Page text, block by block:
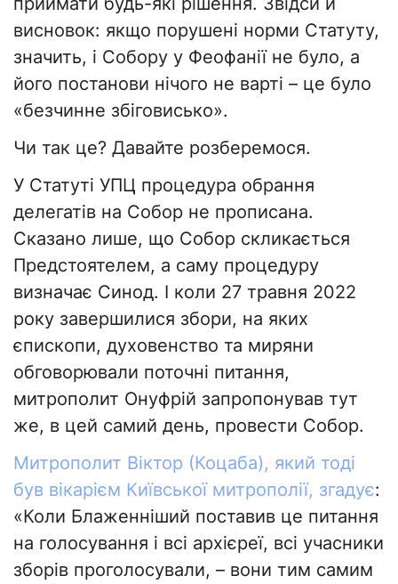
висновок: якщо порушені норми Статуту,
значить, і Собору у Феофанії не було, а
його постанови нічого не варті – це було
«безчинне збіговисько».
Чи так це? Давайте розберемося.
У Статуті УПЦ процедура обрання
делегатів на Собор не прописана.
Сказано лише, що Собор скликається
Предстоятелем, а саму процедуру
визначає Синод. І коли 27 травня 2022
року завершилися збори, на яких
єпископи, духовенство та миряни
обговорювали поточні питання,
митрополит Онуфрій запропонував тут
же, в цей самий день, провести Собор.
Митрополит Віктор (Коцаба), який тоді
був вікарієм Київської митрополії, згадує:
«Коли Блаженніший поставив це питання
на голосування і всі архієреї, всі учасники
зборів проголосували, – вони тим самим